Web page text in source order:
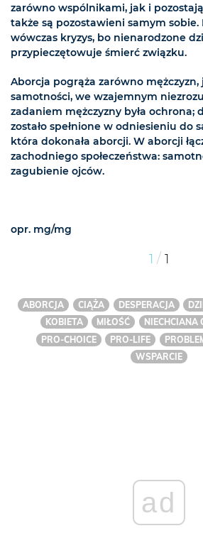
zarówno wspólnikami, jak i
także są pozostawieni samym sobie.
wówczas kryzys, bo nienarodzone
przypieczętowuje śmierć związku.
Aborcja pogrąża zarówno
samotności, we wzajemnym
zadaniem mężczyzny była ochrona;
zostało spełnione w odniesieniu do
która dokonała aborcji. W aborcji
zachodniego społeczeństwa:
zagubienie ojców.
opr. mg/mg
1 / 1
ABORCJA CIĄŻA DESPERACJA
KOBIETA
MIŁOŚĆ NIECHCIANA
PRO-CHOICE
PRO-LIFE
WSPARCIE
ad